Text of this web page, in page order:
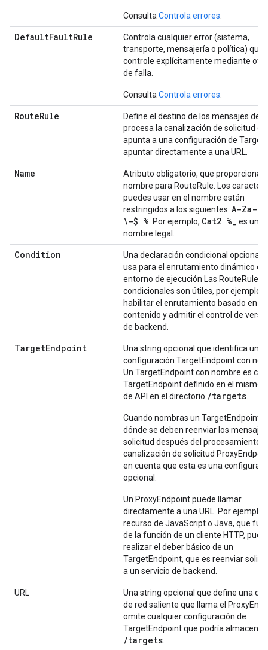
ConsultaControla errores.
DefaultFaultRule
Controla cualquier error (sistema,
transporte, mensajería o política) que
controle explícitamente mediante
de falla.
ConsultaControla errores.
RouteRule
Define el destino de los mensajes de
procesa la canalización de solicitud
apunta a una configuración de
apuntar directamente a una URL.
Name
Atributo obligatorio, que proporciona
nombre para RouteRule. Los
puedes usar en el nombre están
restringidos a los siguientes: A-Za-
\-$ %. Por ejemplo, Cat2 %_ es un
nombre legal.
Condition
Una declaración condicional opcional
usa para el enrutamiento dinámico en
entorno de ejecución Las RouteRules
condicionales son útiles, por ejemplo,
habilitar el enrutamiento basado en el
contenido y admitir el control de
de backend.
TargetEndpoint
Una string opcional que identifica una
configuración TargetEndpoint con
Un TargetEndpoint con nombre es
TargetEndpoint definido en el mismo
de API en el directorio /targets.
Cuando nombras un TargetEndpoint,
dónde se deben reenviar los
solicitud después del procesamiento
canalización de solicitud
en cuenta que esta es una
opcional.
Un ProxyEndpoint puede llamar
directamente a una URL. Por ejemplo,
recurso de JavaScript o Java, que
de la función de un cliente HTTP,
realizar el deber básico de un
TargetEndpoint, que es reenviar
a un servicio de backend.
URL
Una string opcional que define una
de red saliente que llama el
omite cualquier configuración de
TargetEndpoint que podría
/targets.